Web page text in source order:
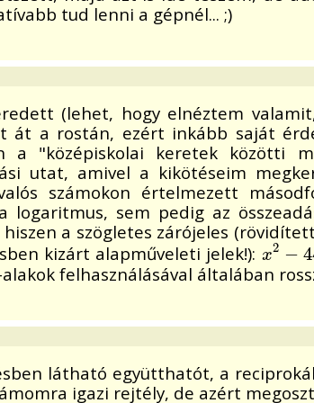
tud lenni a gépnél... ;)
(lehet, hogy elnéztem
a rostán, ezért inkább saját
a "középiskolai keretek közötti
utat, amivel a kikötéseim
számokon értelmezett
sem pedig az
a szögletes zárójeles
kizárt alapműveleti jelek!): x2 −
x2 −44
felhasználásával általában
látható együtthatót, a
igazi rejtély, de azért